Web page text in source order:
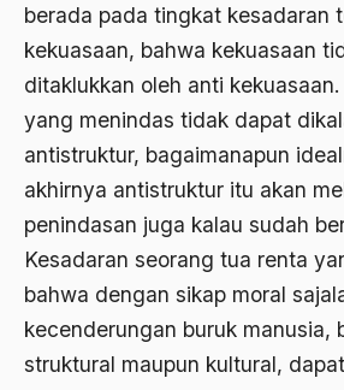
berada pada tingkat kesadaran
kekuasaan, bahwa kekuasaan
ditaklukkan oleh anti
yang menindas tidak dapat
antistruktur, bagaimanapun
akhirnya antistruktur itu akan
penindasan juga kalau sudah
Kesadaran seorang tua renta
bahwa dengan sikap moral
kecenderungan buruk manusia,
struktural maupun kultural,
ajaran kemasyarakatan
Ajengan SIngaparna
Akademi Betawi
Akademi Jakarta
Akbar tanjung
akhlak
Akhlaq
Akidah